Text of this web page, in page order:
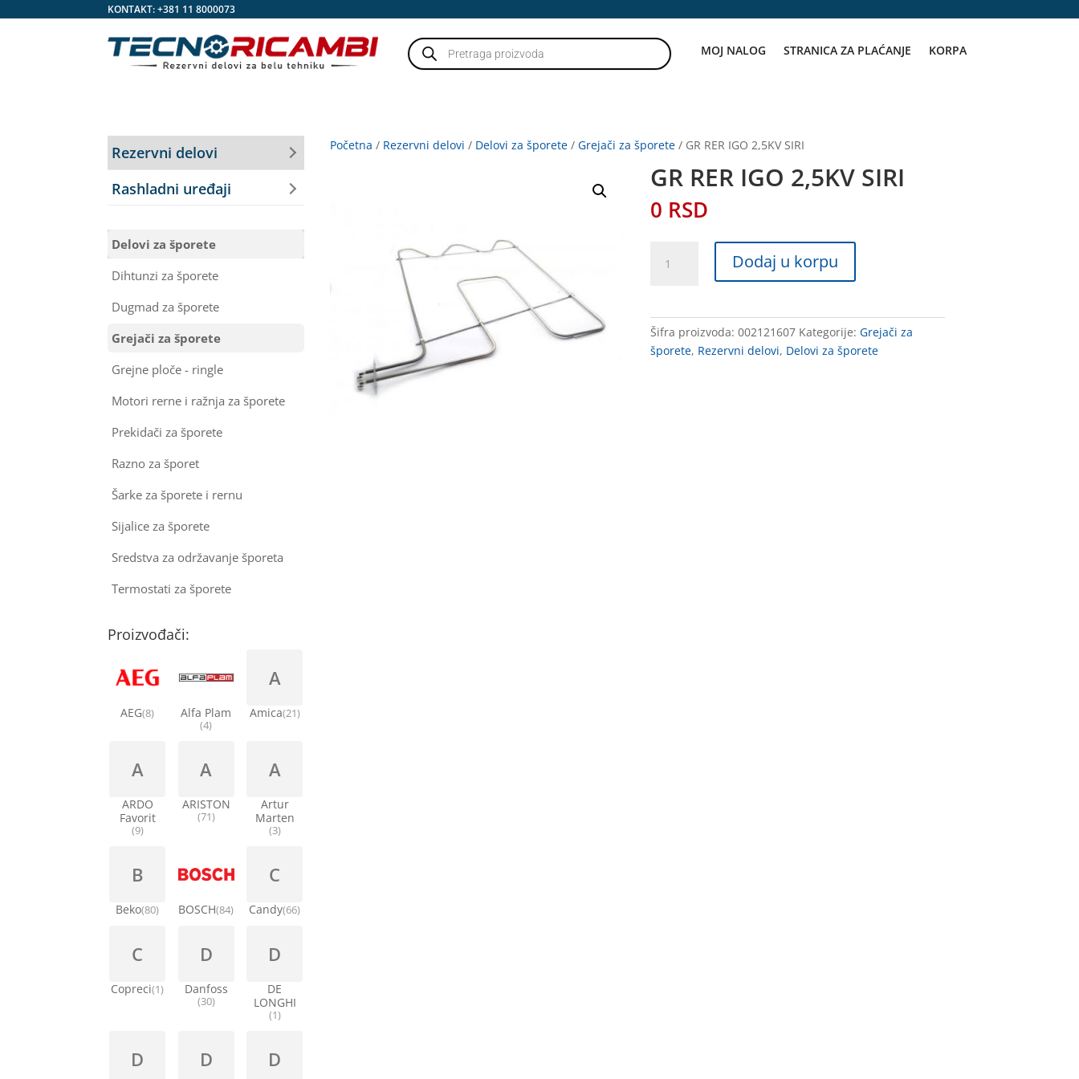
KONTAKT:+381 11 8000073
Products
search MOJ NALOG STRANICA ZA PLAĆANJE KORPA
Početna / Rezervni delovi / Delovi za šporete /Grejači za šporete / GR RER IGO 2,5KV SIRI
GR RER IGO 2,5KV SIRI
0 RSD
RER
SIRI
količina
Dodaj u korpu
Šifra proizvoda: 002121607 Kategorije: Grejači za
šporete, Rezervni delovi, Delovi za šporete
Rezervni delovi
Rashladni uređaji
Delovi za šporete
Dihtunzi za šporete
Dugmad za šporete
Grejači za šporete
Grejne ploče - ringle
Motori rerne i ražnja za šporete
Prekidači za šporete
Razno za šporet
Šarke za šporete i rernu
Sijalice za šporete
Sredstva za održavanje šporeta
Termostati za šporete
Proizvođači:
AEG(8) Alfa Plam
(4)
A
Amica(21)
A
ARDO
Favorit
(9)
A
ARISTON
(71)
A
Artur
Marten
(3)
B
Beko(80) BOSCH(84)
C
Candy(66)
C
Copreci(1)
D
Danfoss
(30)
D
DE
LONGHI
(1)
D D D